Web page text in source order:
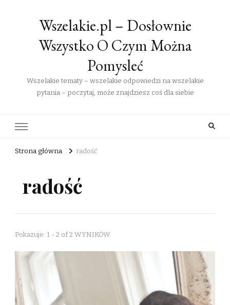
Wszelakie.pl – Dosłownie
Wszystko O Czym Można
Pomysleć
Wszelakie tematy – wszelakie odpowiedzi na wszelakie
pytania – poczytaj, może znajdziesz coś dla siebie
Strona główna radość
radość
Pokazuje: 1 - 2 of 2 WYNIKÓW